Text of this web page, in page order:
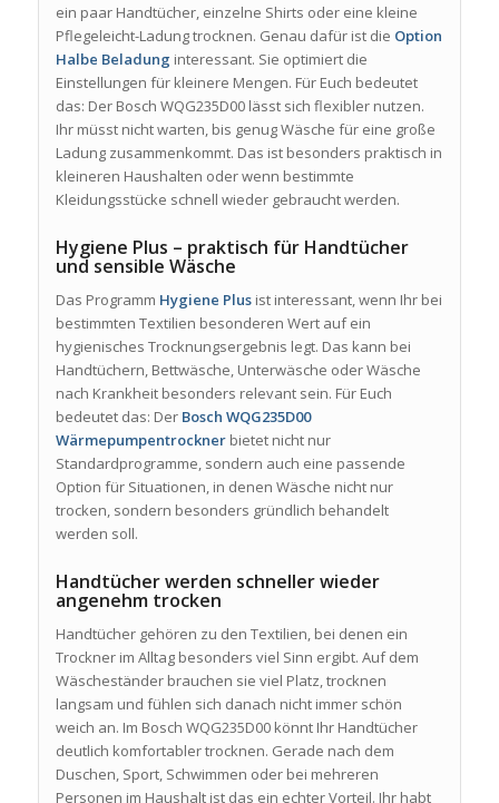
ein paar Handtücher, einzelne Shirts oder eine kleine
Pflegeleicht-Ladung trocknen. Genau dafür ist die Option
Halbe Beladung interessant. Sie optimiert die
Einstellungen für kleinere Mengen. Für Euch bedeutet
das: Der Bosch WQG235D00 lässt sich flexibler nutzen.
Ihr müsst nicht warten, bis genug Wäsche für eine große
Ladung zusammenkommt. Das ist besonders praktisch in
kleineren Haushalten oder wenn bestimmte
Kleidungsstücke schnell wieder gebraucht werden.
Hygiene Plus – praktisch für Handtücher
und sensible Wäsche
Das Programm Hygiene Plusist interessant, wenn Ihr bei
bestimmten Textilien besonderen Wert auf ein
hygienisches Trocknungsergebnis legt. Das kann bei
Handtüchern, Bettwäsche, Unterwäsche oder Wäsche
nach Krankheit besonders relevant sein. Für Euch
bedeutet das: Der Bosch WQG235D00
Wärmepumpentrocknerbietet nicht nur
Standardprogramme, sondern auch eine passende
Option für Situationen, in denen Wäsche nicht nur
trocken, sondern besonders gründlich behandelt
werden soll.
Handtücher werden schneller wieder
angenehm trocken
Handtücher gehören zu den Textilien, bei denen ein
Trockner im Alltag besonders viel Sinn ergibt. Auf dem
Wäscheständer brauchen sie viel Platz, trocknen
langsam und fühlen sich danach nicht immer schön
weich an. Im Bosch WQG235D00 könnt Ihr Handtücher
deutlich komfortabler trocknen. Gerade nach dem
Duschen, Sport, Schwimmen oder bei mehreren
Personen im Haushalt ist das ein echter Vorteil. Ihr habt